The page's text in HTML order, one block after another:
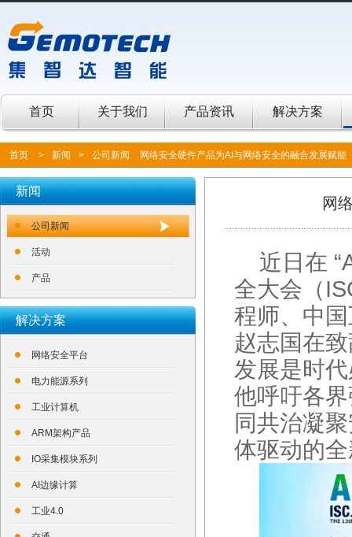
首页 关于我们 产品资讯 解决方案
首页 > 新闻 > 公司新闻 网络安全硬件产品为AI与网络安全的融合发展赋能
新闻
公司新闻
活动
产品
解决方案
网络安全平台
电力能源系列
工业计算机
ARM架构产品
IO采集模块系列
AI边缘计算
工业4.0
网
近日在
全大会（
程师、中
赵志国在
发展是时
他呼吁各
同共治凝
体驱动的